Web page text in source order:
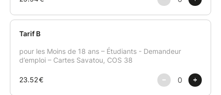
voyage musical. » Le Dauphiné Libéré